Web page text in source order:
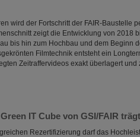
wird der Fortschritt der FAIR-Baustelle
zeigt die Entwicklung von 2018
bis hin zum Hochbau und dem Beginn
Filmtechnik entsteht ein
Zeitraffervideos exakt überlagert
IT Cube von GSI/FAIR
Rezertifizierung darf das